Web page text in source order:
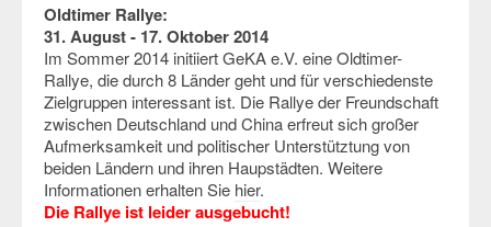
Oldtimer Rallye:
31. August - 17. Oktober 2014
Im Sommer 2014 initiiert GeKA e.V. eine Oldtimer-
Rallye, die durch 8 Länder geht und für verschiedenste
Zielgruppen interessant ist. Die Rallye der Freundschaft
zwischen Deutschland und China erfreut sich großer
Aufmerksamkeit und politischer Unterstütztung von
beiden Ländern und ihren Haupstädten. Weitere
Informationen erhalten Sie hier.
Die Rallye ist leider ausgebucht!